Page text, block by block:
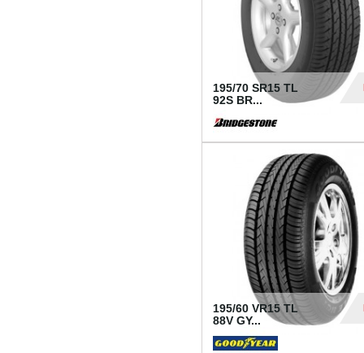
195/70 SR15 TL
92S BR...
195/60 VR15 TL
88V GY...